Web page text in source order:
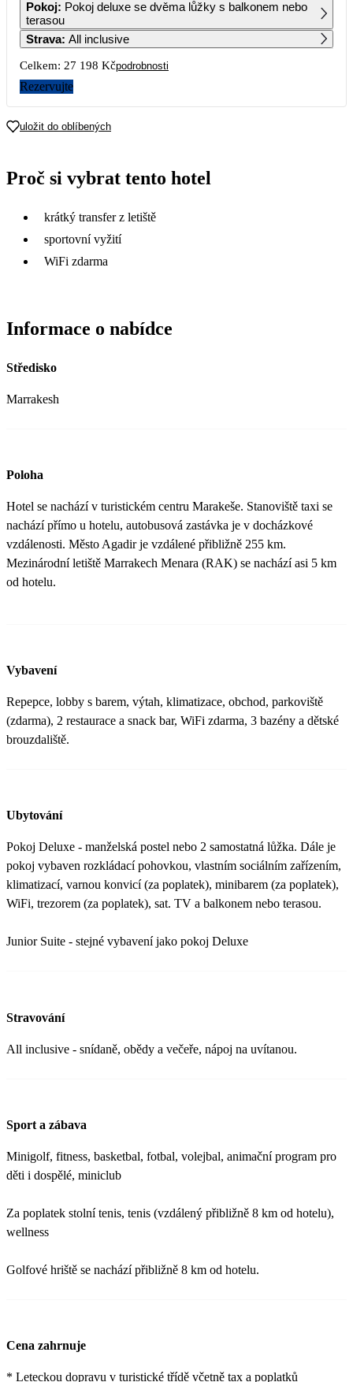
3 4 5 6 7 8 9
10 11 12
17 18 19 20 21 22 23
31
Pokoj: Pokoj deluxe se dvěma lůžky s balkonem nebo
terasou
Strava: All inclusive
Celkem: 27 198 Kčpodrobnosti
Rezervujte
uložit do oblíbených
Proč si vybrat tento hotel
krátký transfer z letiště
sportovní vyžití
WiFi zdarma
Informace o nabídce
Středisko
Marrakesh
Poloha
Hotel se nachází v turistickém centru Marakeše. Stanoviště taxi se
nachází přímo u hotelu, autobusová zastávka je v docházkové
vzdálenosti. Město Agadir je vzdálené přibližně 255 km.
Mezinárodní letiště Marrakech Menara (RAK) se nachází asi 5 km
od hotelu.
Vybavení
Repepce, lobby s barem, výtah, klimatizace, obchod, parkoviště
(zdarma), 2 restaurace a snack bar, WiFi zdarma, 3 bazény a dětské
brouzdaliště.
Ubytování
Pokoj Deluxe - manželská postel nebo 2 samostatná lůžka. Dále je
pokoj vybaven rozkládací pohovkou, vlastním sociálním zařízením,
klimatizací, varnou konvicí (za poplatek), minibarem (za poplatek),
WiFi, trezorem (za poplatek), sat. TV a balkonem nebo terasou.
Junior Suite - stejné vybavení jako pokoj Deluxe
Stravování
All inclusive - snídaně, obědy a večeře, nápoj na uvítanou.
Sport a zábava
Minigolf, fitness, basketbal, fotbal, volejbal, animační program pro
děti i dospělé, miniclub
Za poplatek stolní tenis, tenis (vzdálený přibližně 8 km od hotelu),
wellness
Golfové hriště se nachází přibližně 8 km od hotelu.
Cena zahrnuje
* Leteckou dopravu v turistické třídě včetně tax a poplatků